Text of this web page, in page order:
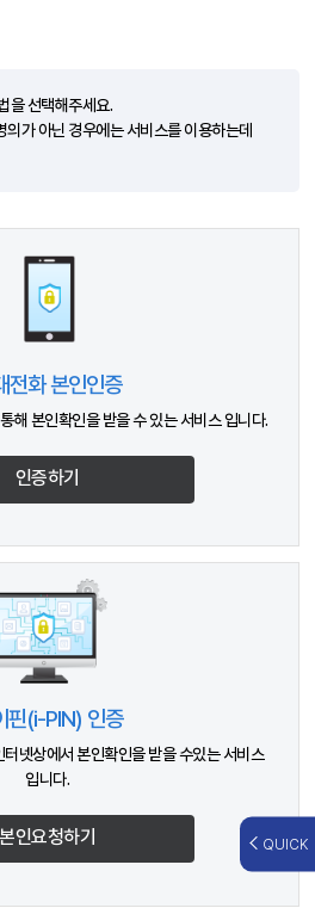
을 선택해주세요.
가 아닌 경우에는 서비스를 이용하는데
전화 본인인증
해 본인확인을 받을 수 있는 서비스 입니다.
인증하기
핀(i-PIN) 인증
넷상에서 본인확인을 받을 수있는 서비스
입니다.
본인요청하기 QUICK